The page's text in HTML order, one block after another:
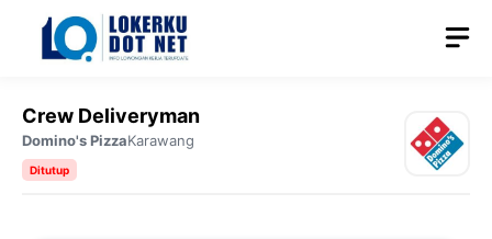
Langsung
Crew Deliveryman
Domino's PizzaKarawang
Ditutup